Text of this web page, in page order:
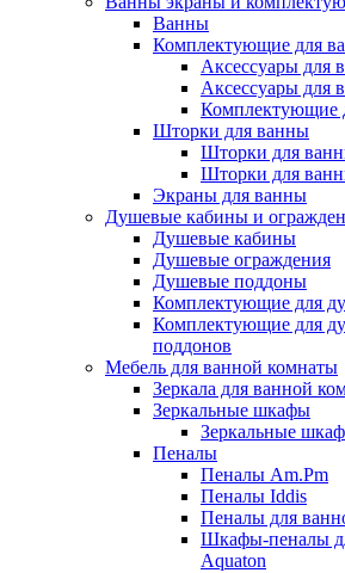
Ванны
Комплектующие для
Аксессуары для
Аксессуары для
Комплектующие
Шторки для ванны
Шторки для
Шторки для
Экраны для ванны
Душевые кабины и
Душевые кабины
Душевые ограждения
Душевые поддоны
Комплектующие для
Комплектующие для
поддонов
Мебель для ванной комнаты
Зеркала для ванной
Зеркальные шкафы
Зеркальные
Пеналы
Пеналы Am.Pm
Пеналы Iddis
Пеналы для
Шкафы-пеналы
Aquaton